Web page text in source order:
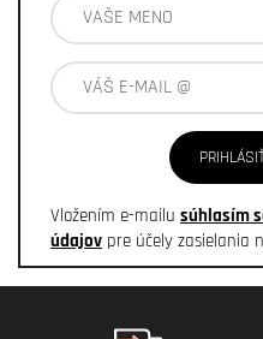
Vložením e-mailu súhlasím
údajov pre účely zasielania